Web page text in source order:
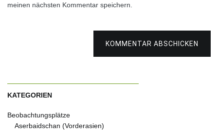
meinen nächsten Kommentar speichern.
KOMMENTAR ABSCHICKEN
KATEGORIEN
Beobachtungsplätze
Aserbaidschan (Vorderasien)